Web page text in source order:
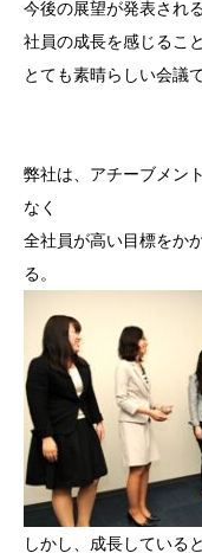
今後の展望が発表され
社員の成長を感じるこ
とても素晴らしい会議
弊社は、アチーブメン
なく
全社員が高い目標をか
る。
しかし、成長している